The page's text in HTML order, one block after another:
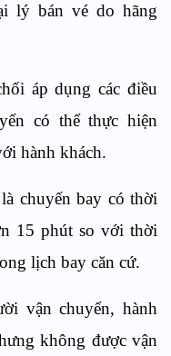
lý bán vé do hãng
áp dụng các điều
có thể thực hiện
hành khách.
chuyến bay có thời
15 phút so với thời
lịch bay căn cứ.
vận chuyển, hành
không được vận